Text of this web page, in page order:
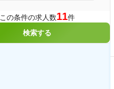
この条件の求人数11件
検索する